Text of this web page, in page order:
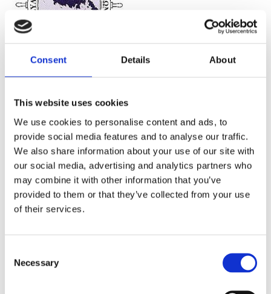
Consent Details About
This website uses cookies
We use cookies to personalise content and ads, to
provide social media features and to analyse our traffic.
We also share information about your use of our site with
our social media, advertising and analytics partners who
may combine it with other information that you’ve
provided to them or that they’ve collected from your use
of their services.
Selection
Necessary
ΣΥΛΛΟΓΟΣ ΦΙΛΟΙ ΟΙΝΟΥΣΣΩΝ
Ο Σύλλογος Φίλοι Οινουσσών, με το Ε/Γ –Ο/Γ ΟΙΝΟΥΣΣΑΙΙ
ΙΙΙ, συνδέει με καθημερινά δρομολόγια τη Χίο με το
γειτονικό νησί των Οινουσσών. Σε περιόδους αυξημένης
ζήτησης, ειδικά το καλοκαίρι, πραγματοποιεί και ταξίδια
στη γραμμή Χίου–Τσεσμέ. Με ταχύτητα, συνέπεια στηρίζει
καθημερινά την τοπική κοινωνία ακόμη και σε δύσκολες
συνθήκες ειδικά τους καλοκαιρινούς μήνες.
25 Ι.Χ. και ένα λεωφορείο ή φορτηγό 13m. πάντοτε με
ασφάλεια.